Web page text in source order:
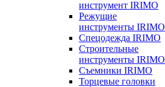
инструмент IRIMO
Режущие
инструменты IRIMO
Спецодежда IRIMO
Строительные
инструменты IRIMO
Съемники IRIMO
Торцевые головки